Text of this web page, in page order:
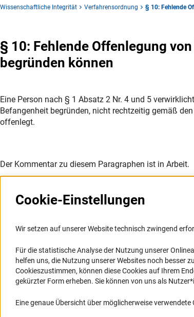
Wissenschaftliche Integrität Verfahrensordnung § 10: Fehlende
§ 10: Fehlende Offenlegung
begründen können
Eine Person nach § 1 Absatz 2 Nr. 4 und 5
Befangenheit begründen, nicht rechtzeitig gemäß
offenlegt.
Der Kommentar zu diesem Paragraphen ist in Arbeit.
Service
RSS-Feed
Barrierefreiheit
Erklärung zur
Cookie-Einstellungen
Wir setzen auf unserer Website technisch zwingend
Für die statistische Analyse der Nutzung unserer
helfen uns, die Nutzung unserer Websites noch besser
Cookieszustimmen, können diese Cookies auf Ihrem
gekürzter Form erheben. Sie können von uns als
Eine genaue Übersicht über möglicherweise verwendete